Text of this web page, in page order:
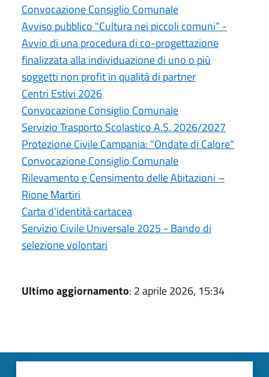
Convocazione Consiglio Comunale
Avviso pubblico "Cultura nei piccoli comuni” -
Avvio di una procedura di co-progettazione
finalizzata alla individuazione di uno o più
soggetti non profit in qualità di partner
Centri Estivi 2026
Convocazione Consiglio Comunale
Servizio Trasporto Scolastico A.S. 2026/2027
Protezione Civile Campania: "Ondate di Calore"
Convocazione Consiglio Comunale
Rilevamento e Censimento delle Abitazioni –
Rione Martiri
Carta d'identità cartacea
Servizio Civile Universale 2025 - Bando di
selezione volontari
Ultimo aggiornamento: 2 aprile 2026, 15:34